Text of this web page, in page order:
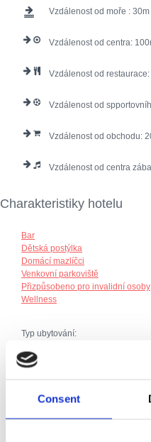
Consent
Vzdálenost od moře : 30
Vzdálenost od centra: 100
Vzdálenost od restaurace:
Vzdálenost od
Vzdálenost od obchodu:
Vzdálenost od centra
Charakteristiky hotelu
Bar
Dětská postýlka
Domácí mazlíčci
Venkovní parkoviště
Přizpůsobeno pro invalidní osoby
Wellness
Typ ubytování:
Hotel